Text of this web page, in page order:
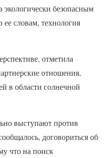
экологически безопасным
словам, технология
отметила
отношения,
в области солнечной
выступают против
договориться об
что на поиск